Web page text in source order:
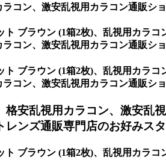
コン、激安乱視用カラコン通販シ
ト ブラウン (1箱2枚)、乱視用カラ
コン、激安乱視用カラコン通販シ
ト ブラウン (1箱2枚)、乱視用カラ
コン、激安乱視用カラコン通販シ
安乱視用カラコン、激安乱
レンズ通販専門店のお好みス
ト ブラウン (1箱2枚)、乱視用カラ